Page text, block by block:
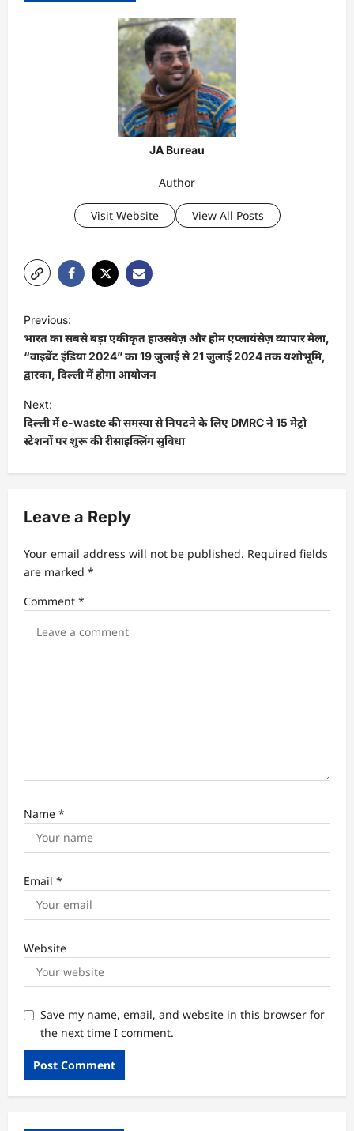
JA Bureau
Author
Visit Website View All Posts
o
s
t
n
a
g
t
i
o
Previous:
भारत का सबसे बड़ा एकीकृत हाउसवेज़ और होम एप्लायंसेज़ व्यापार मेला,
“वाइब्रेंट इंडिया 2024” का 19 जुलाई से 21 जुलाई 2024 तक यशोभूमि,
द्वारका, दिल्ली में होगा आयोजन
Next:
दिल्ली में e-waste की समस्या से निपटने के लिए DMRC ने 15 मेट्रो
स्टेशनों पर शुरू की रीसाइक्लिंग सुविधा
Leave a Reply
Your email address will not be published. Required fields
are marked *
Comment *
Name *
Email *
Website
Save my name, email, and website in this browser for
the next time I comment.